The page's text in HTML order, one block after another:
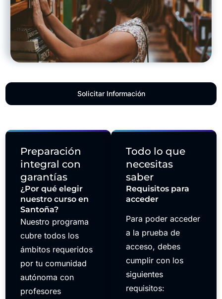
Preparación
integral con
garantías
¿Por qué elegir
nuestro curso en
Santoña?
Nuestro programa
cubre todos los
ámbitos requeridos
por tu comunidad
autónoma con
profesores
Todo lo que
necesitas
saber
Requisitos para
acceder
Para poder acceder
a la prueba de
acceso, debes
cumplir con los
siguientes
requisitos:
Solicitar Información